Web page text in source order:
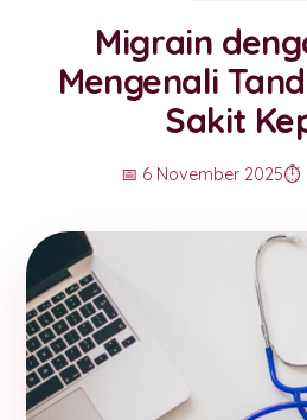
Migrain
Mengenali
Sakit
📅 6 November 2025⏱️